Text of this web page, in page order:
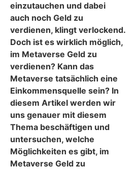
einzutauchen und dabei
auch noch Geld zu
verdienen, klingt verlockend.
Doch ist es wirklich möglich,
im Metaverse Geld zu
verdienen? Kann das
Metaverse tatsächlich eine
Einkommensquelle sein? In
diesem Artikel werden wir
uns genauer mit diesem
Thema beschäftigen und
untersuchen, welche
Möglichkeiten es gibt, im
Metaverse Geld zu